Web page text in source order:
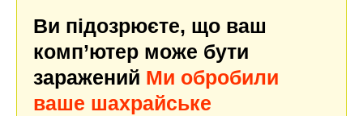
Ви підозрюєте, що ваш
комп’ютер може бути
заражений Ми обробили
ваше шахрайське